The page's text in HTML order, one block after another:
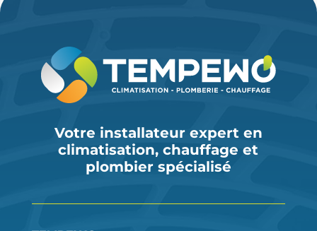
Votre installateur expert en
climatisation, chauffage et
plombier spécialisé